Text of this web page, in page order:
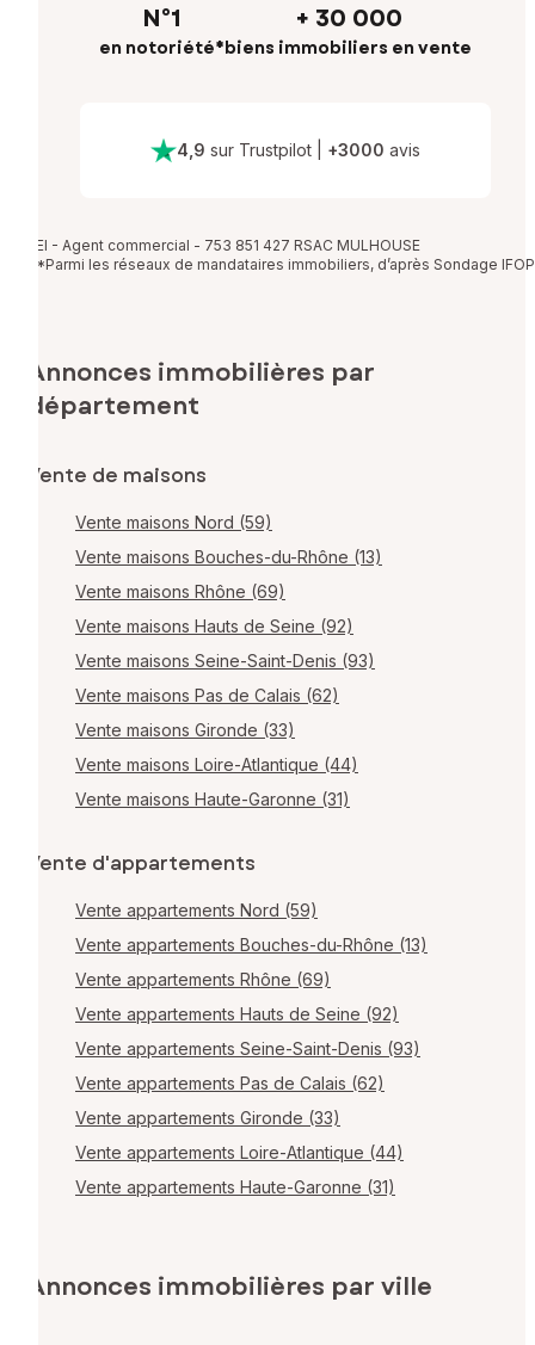
N°1
en notoriété*
+ 30 000
biens immobiliers en vente
4,9 sur Trustpilot| +3000 avis
EI - Agent commercial - 753 851 427 RSAC MULHOUSE
*Parmi les réseaux de mandataires immobiliers, d’après Sondage IFOP
Annonces immobilières par
département
Vente de maisons
Vente maisons Nord (59)
Vente maisons Bouches-du-Rhône (13)
Vente maisons Rhône (69)
Vente maisons Hauts de Seine (92)
Vente maisons Seine-Saint-Denis (93)
Vente maisons Pas de Calais (62)
Vente maisons Gironde (33)
Vente maisons Loire-Atlantique (44)
Vente maisons Haute-Garonne (31)
Vente d'appartements
Vente appartements Nord (59)
Vente appartements Bouches-du-Rhône (13)
Vente appartements Rhône (69)
Vente appartements Hauts de Seine (92)
Vente appartements Seine-Saint-Denis (93)
Vente appartements Pas de Calais (62)
Vente appartements Gironde (33)
Vente appartements Loire-Atlantique (44)
Vente appartements Haute-Garonne (31)
Annonces immobilières par ville